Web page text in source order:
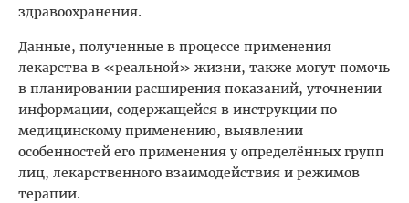
здравоохранения.
Данные, полученные в процессе применения
лекарства в «реальной» жизни, также могут помочь
в планировании расширения показаний, уточнении
информации, содержащейся в инструкции по
медицинскому применению, выявлении
особенностей его применения у определённых групп
лиц, лекарственного взаимодействия и режимов
терапии.